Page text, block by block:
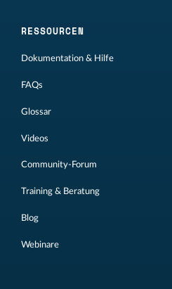
RESSOURCEN
Dokumentation & Hilfe
FAQs
Glossar
Videos
Community-Forum
Training & Beratung
Blog
Webinare